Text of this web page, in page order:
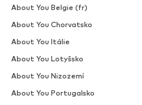
About You Belgie (fr)
About You Chorvatsko
About You Itálie
About You Lotyšsko
About You Nizozemí
About You Portugalsko